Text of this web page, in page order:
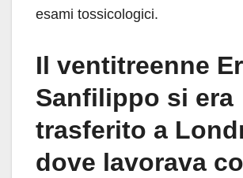
esami tossicologici.
Il ventitreenne
Sanfilippo si era
trasferito a
dove lavorava